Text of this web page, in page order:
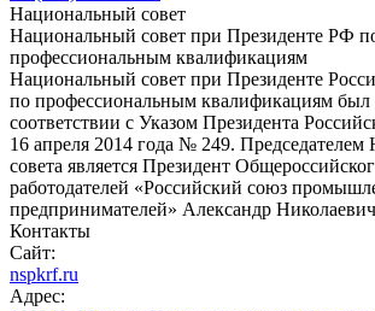
Национальный совет
Национальный совет при Президенте РФ
профессиональным квалификациям
Национальный совет при Президенте
по профессиональным квалификациям был
соответствии с Указом Президента
16 апреля 2014 года № 249. Председателем
совета является Президент
работодателей «Российский союз
предпринимателей» Александр
Контакты
Сайт:
nspkrf.ru
Адрес: